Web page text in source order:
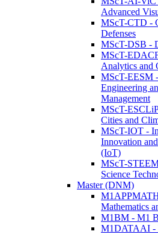
Advanced
MScT-CTD -
Defenses
MScT-DSB -
MScT-
Analytics and
MScT-EESM
Engineering
Management
MScT-
Cities and
MScT-IOT -
Innovation
(IoT)
MScT-
Science
Master (DNM)
Mathematics
M1BM - M1
M1DATAAI -